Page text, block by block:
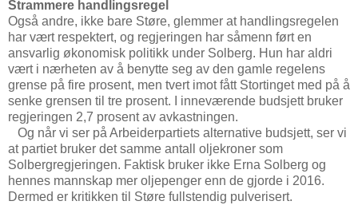
Strammere handlingsregel
Også andre, ikke bare Støre, glemmer at handlingsregelen
har vært respektert, og regjeringen har såmenn ført en
ansvarlig økonomisk politikk under Solberg. Hun har aldri
vært i nærheten av å benytte seg av den gamle regelens
grense på fire prosent, men tvert imot fått Stortinget med på å
senke grensen til tre prosent. I inneværende budsjett bruker
regjeringen 2,7 prosent av avkastningen.
Og når vi ser på Arbeiderpartiets alternative budsjett, ser vi
at partiet bruker det samme antall oljekroner som
Solbergregjeringen. Faktisk bruker ikke Erna Solberg og
hennes mannskap mer oljepenger enn de gjorde i 2016.
Dermed er kritikken til Støre fullstendig pulverisert.